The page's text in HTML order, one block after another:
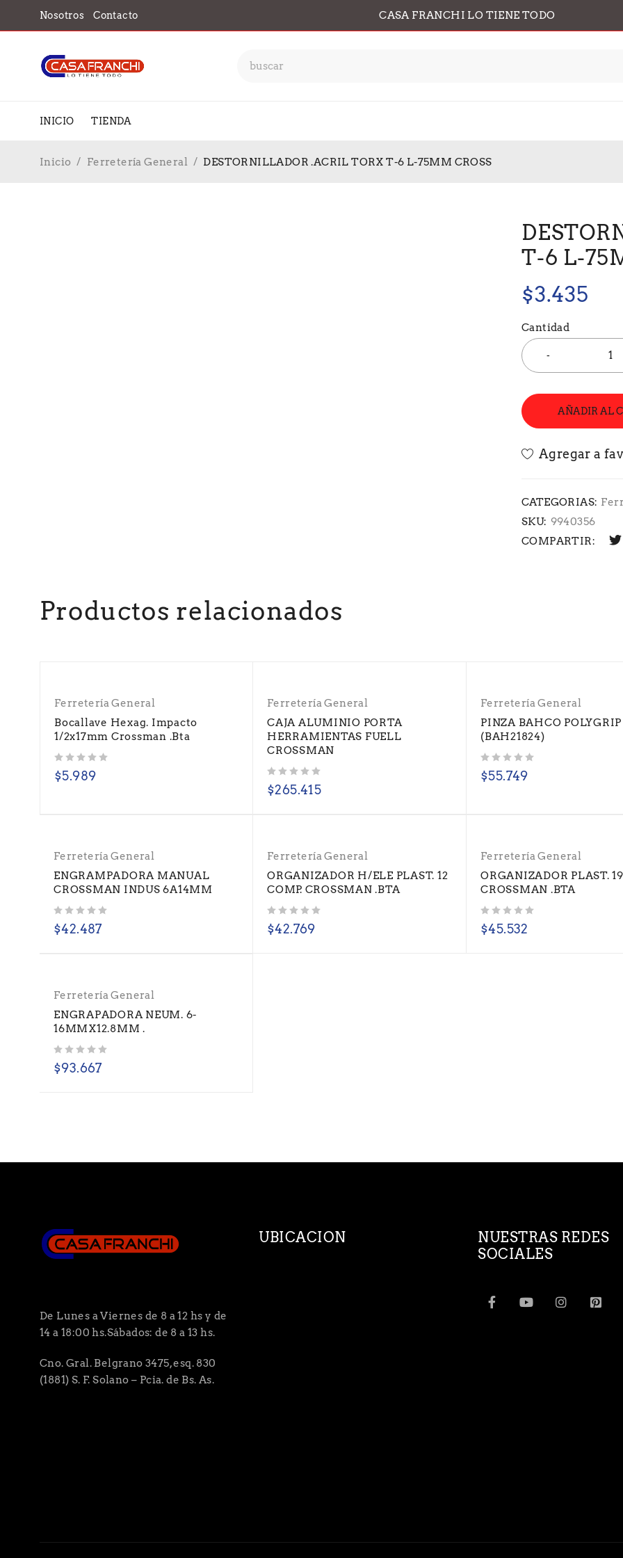
Nosotros Contacto CASA FRANCHI LO TIENE TODO
INICIO TIENDA
Inicio / Ferretería General / DESTORNILLADOR .ACRIL TORX T-6 L-75MM CROSS
T-6 L-
$3.435
Cantidad
AÑADIR AL
CATEGORIAS:
SKU: 9940356
COMPARTIR:
Productos relacionados
Ferretería General
Bocallave Hexag. Impacto
1/2x17mm Crossman .Bta
$5.989
Ferretería General
CAJA ALUMINIO PORTA
HERRAMIENTAS FUELL
CROSSMAN
$265.415
Ferretería General
PINZA BAHCO
(BAH21824)
$55.749
Ferretería General
ENGRAMPADORA MANUAL
CROSSMAN INDUS 6A14MM
$42.487
Ferretería General
ORGANIZADOR H/ELE PLAST. 12
COMP. CROSSMAN .BTA
$42.769
Ferretería General
ORGANIZADOR PLAST.
CROSSMAN .BTA
$45.532
Ferretería General
ENGRAPADORA NEUM. 6-
16MMX12.8MM .
$93.667
De Lunes a Viernes de 8 a 12 hs y de
14 a 18:00 hs.Sábados: de 8 a 13 hs.
Cno. Gral. Belgrano 3475, esq. 830
(1881) S. F. Solano – Pcia. de Bs. As.
UBICACION
NUESTRAS REDES
SOCIALES